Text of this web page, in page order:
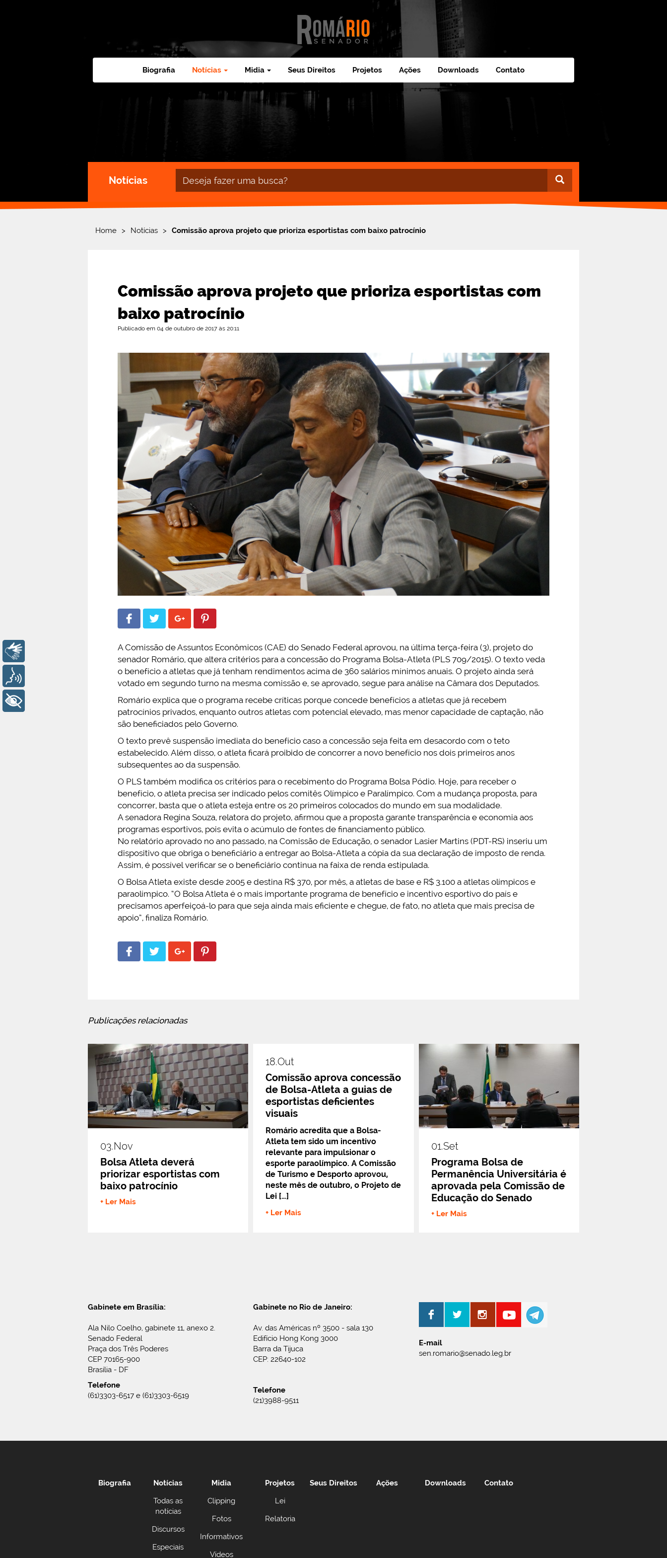
Biografia Notícias Midia Seus Direitos Projetos Ações Downloads Contato
Notícias
busca
Buscar
Home > Notícias > Comissão aprova projeto que prioriza esportistas com baixo patrocínio
Comissão aprova projeto que prioriza esportistas com
baixo patrocínio
Publicado em 04 de outubro de 2017 às 20:11
A Comissão de Assuntos Econômicos (CAE) do Senado Federal aprovou, na última terça-feira (3), projeto do
senador Romário, que altera critérios para a concessão do Programa Bolsa-Atleta (PLS 709/2015). O texto veda
o benefício a atletas que já tenham rendimentos acima de 360 salários mínimos anuais. O projeto ainda será
votado em segundo turno na mesma comissão e, se aprovado, segue para análise na Câmara dos Deputados.
Romário explica que o programa recebe críticas porque concede benefícios a atletas que já recebem
patrocínios privados, enquanto outros atletas com potencial elevado, mas menor capacidade de captação, não
são beneficiados pelo Governo.
O texto prevê suspensão imediata do benefício caso a concessão seja feita em desacordo com o teto
estabelecido. Além disso, o atleta ficará proibido de concorrer a novo benefício nos dois primeiros anos
subsequentes ao da suspensão.
O PLS também modifica os critérios para o recebimento do Programa Bolsa Pódio. Hoje, para receber o
benefício, o atleta precisa ser indicado pelos comitês Olímpico e Paralímpico. Com a mudança proposta, para
concorrer, basta que o atleta esteja entre os 20 primeiros colocados do mundo em sua modalidade.
A senadora Regina Souza, relatora do projeto, afirmou que a proposta garante transparência e economia aos
programas esportivos, pois evita o acúmulo de fontes de financiamento público.
No relatório aprovado no ano passado, na Comissão de Educação, o senador Lasier Martins (PDT-RS) inseriu um
dispositivo que obriga o beneficiário a entregar ao Bolsa-Atleta a cópia da sua declaração de imposto de renda.
Assim, é possível verificar se o beneficiário continua na faixa de renda estipulada.
O Bolsa Atleta existe desde 2005 e destina R$ 370, por mês, a atletas de base e R$ 3.100 a atletas olímpicos e
paraolímpico. “O Bolsa Atleta é o mais importante programa de benefício e incentivo esportivo do país e
precisamos aperfeiçoá-lo para que seja ainda mais eficiente e chegue, de fato, no atleta que mais precisa de
apoio”, finaliza Romário.
Publicações relacionadas
03.nov
Bolsa Atleta deverá
priorizar esportistas com
baixo patrocínio
+ Ler Mais
18.out
Comissão aprova concessão
de Bolsa-Atleta a guias de
esportistas deficientes
visuais
Romário acredita que a Bolsa-
Atleta tem sido um incentivo
relevante para impulsionar o
esporte paraolímpico. A Comissão
de Turismo e Desporto aprovou,
neste mês de outubro, o Projeto de
Lei […]
+ Ler Mais
01.set
Programa Bolsa de
Permanência Universitária é
aprovada pela Comissão de
Educação do Senado
+ Ler Mais
Gabinete em Brasília:
Ala Nilo Coelho, gabinete 11, anexo 2.
Senado Federal
Praça dos Três Poderes
CEP 70165-900
Brasília - DF
Telefone
(61)3303-6517 e (61)3303-6519
Gabinete no Rio de Janeiro:
Av. das Américas nº 3500 - sala 130
Edifício Hong Kong 3000
Barra da Tijuca
CEP: 22640-102
Telefone
(21)3988-9511
E-mail
sen.romario@senado.leg.br
Biografia
Notícias
Todas as
notícias
Discursos
Especiais
Midia
Clipping
Fotos
Informativos
Vídeos
Projetos
Lei
Relatoria
Seus Direitos Ações Downloads Contato